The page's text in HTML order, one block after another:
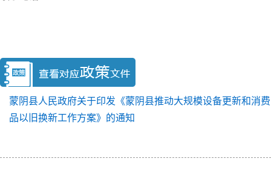
蒙阴县人民政府关于印发《蒙阴县推动大规模设备更新和消费
品以旧换新工作方案》的通知